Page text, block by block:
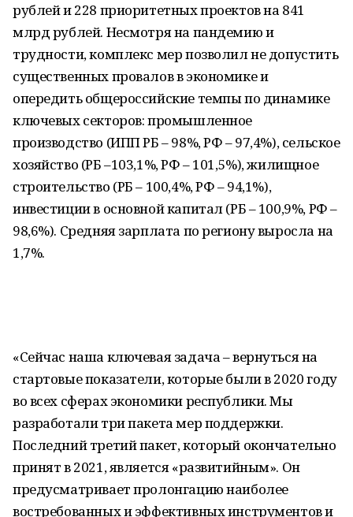
рублей и 228 приоритетных проектов на 841
млрд рублей. Несмотря на пандемию и
трудности, комплекс мер позволил не допустить
существенных провалов в экономике и
опередить общероссийские темпы по динамике
ключевых секторов: промышленное
производство (ИПП РБ – 98%, РФ – 97,4%), сельское
хозяйство (РБ –103,1%, РФ – 101,5%), жилищное
строительство (РБ – 100,4%, РФ – 94,1%),
инвестиции в основной капитал (РБ – 100,9%, РФ –
98,6%). Средняя зарплата по региону выросла на
1,7%.
«Сейчас наша ключевая задача – вернуться на
стартовые показатели, которые были в 2020 году
во всех сферах экономики республики. Мы
разработали три пакета мер поддержки.
Последний третий пакет, который окончательно
принят в 2021, является «развитийным». Он
предусматривает пролонгацию наиболее
востребованных и эффективных инструментов и